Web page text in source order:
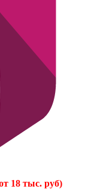
18 тыс. руб)